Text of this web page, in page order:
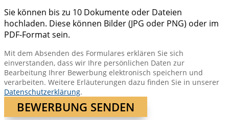
Sie können bis zu 10 Dokumente oder Dateien
hochladen. Diese können Bilder (JPG oder PNG) oder im
PDF-Format sein.
Mit dem Absenden des Formulares erklären Sie sich
einverstanden, dass wir Ihre persönlichen Daten zur
Bearbeitung Ihrer Bewerbung elektronisch speichern und
verarbeiten. Weitere Erläuterungen dazu finden Sie in unserer
Datenschutzerklärung.